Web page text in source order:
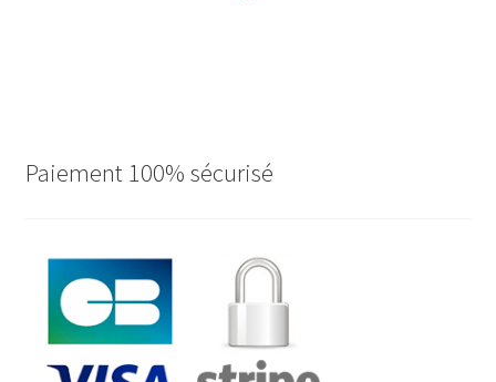
Paiement 100% sécurisé